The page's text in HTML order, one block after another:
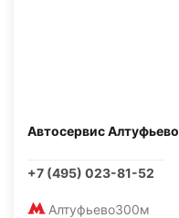
Автосервис Алтуфьево
+7 (495) 023-81-52
Алтуфьево300м